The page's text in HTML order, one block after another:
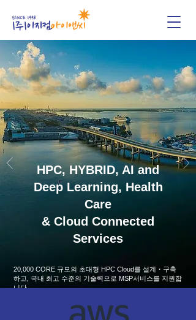
HPC, HYBRID, AI and
Deep Learning, Health
Care
& Cloud Connected
Services
20,000 CORE 규모의 초대형 HPC Cloud를 설계・구축
하고, 국내 최고 수준의 기술력으로 MSP서비스를 지원합
니다.